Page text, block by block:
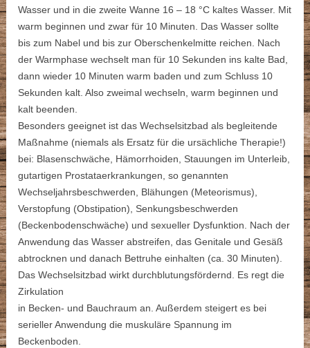
Wasser und in die zweite Wanne 16 – 18 °C kaltes Wasser. Mit
warm beginnen und zwar für 10 Minuten. Das Wasser sollte
bis zum Nabel und bis zur Oberschenkelmitte reichen. Nach
der Warmphase wechselt man für 10 Sekunden ins kalte Bad,
dann wieder 10 Minuten warm baden und zum Schluss 10
Sekunden kalt. Also zweimal wechseln, warm beginnen und
kalt beenden.
Besonders geeignet ist das Wechselsitzbad als begleitende
Maßnahme (niemals als Ersatz für die ursächliche Therapie!)
bei: Blasenschwäche, Hämorrhoiden, Stauungen im Unterleib,
gutartigen Prostataerkrankungen, so genannten
Wechseljahrsbeschwerden, Blähungen (Meteorismus),
Verstopfung (Obstipation), Senkungsbeschwerden
(Beckenbodenschwäche) und sexueller Dysfunktion. Nach der
Anwendung das Wasser abstreifen, das Genitale und Gesäß
abtrocknen und danach Bettruhe einhalten (ca. 30 Minuten).
Das Wechselsitzbad wirkt durchblutungsfördernd. Es regt die
Zirkulation
in Becken- und Bauchraum an. Außerdem steigert es bei
serieller Anwendung die muskuläre Spannung im
Beckenboden.